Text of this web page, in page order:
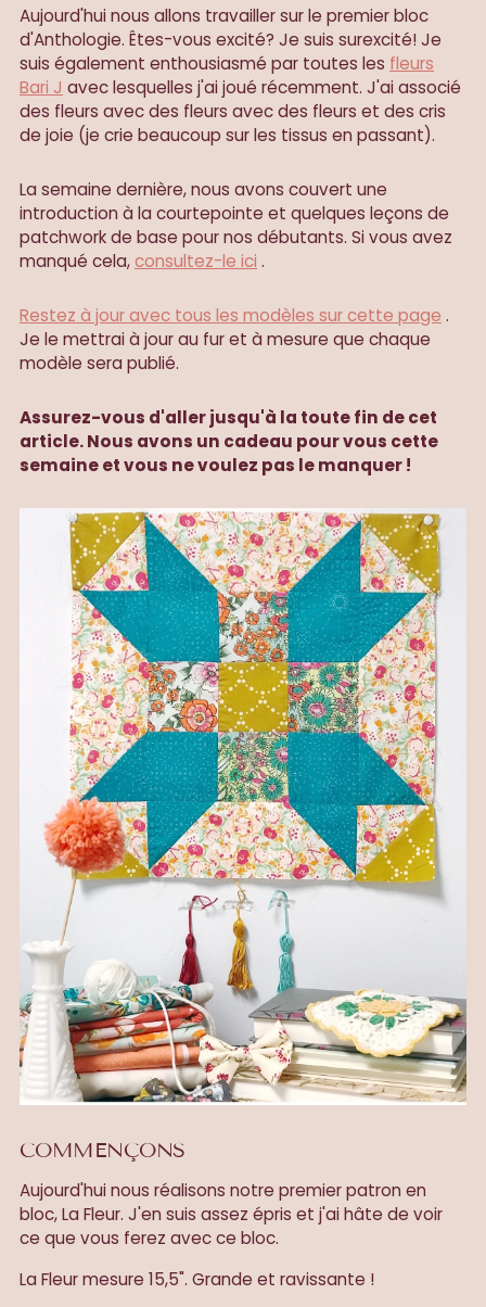
Aujourd'hui nous allons travailler sur le premier bloc
d'Anthologie. Êtes-vous excité? Je suis surexcité! Je
suis également enthousiasmé par toutes les fleurs
Bari J avec lesquelles j'ai joué récemment. J'ai associé
des fleurs avec des fleurs avec des fleurs et des cris
de joie (je crie beaucoup sur les tissus en passant).
La semaine dernière, nous avons couvert une
introduction à la courtepointe et quelques leçons de
patchwork de base pour nos débutants. Si vous avez
manqué cela,consultez-le ici .
Restez à jour avec tous les modèles sur cette page .
Je le mettrai à jour au fur et à mesure que chaque
modèle sera publié.
Assurez-vous d'aller jusqu'à la toute fin de cet
article. Nous avons un cadeau pour vous cette
semaine et vous ne voulez pas le manquer !
COMMENÇONS
Aujourd'hui nous réalisons notre premier patron en
bloc, La Fleur. J'en suis assez épris et j'ai hâte de voir
ce que vous ferez avec ce bloc.
La Fleur mesure 15,5". Grande et ravissante !